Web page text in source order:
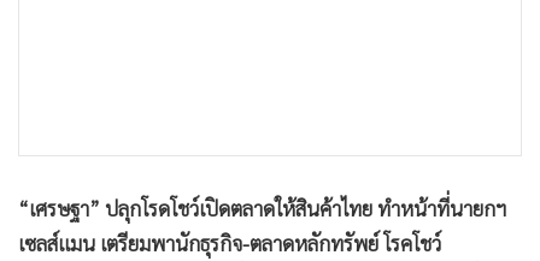
• ญี่ปุ่น
• News1
“เศรษฐา” ปลุกโรดโชว์เปิดตลาดให้สินค้าไทย ทำหน้าที่นายกฯ
เซลส์แมน เตรียมพานักธุรกิจ-ตลาดหลักทรัพย์ โรคโชว์